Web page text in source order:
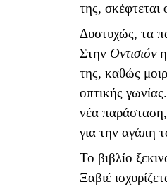
της,
Δυστυχώς, τα
Στην Οντισιόνη
της, καθώς
οπτικής
νέα
για την αγάπη
Το βιβλίο
Ξαβιέ